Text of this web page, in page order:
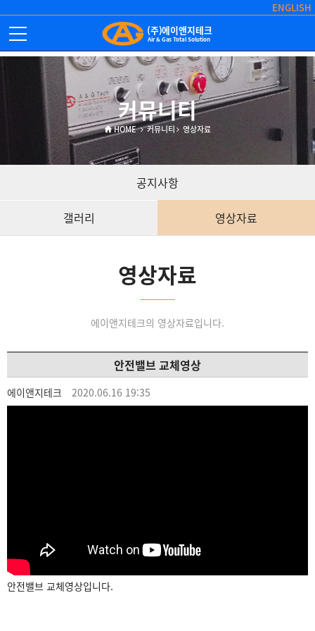
ENGLISH
(주)에이앤지테크
Air & Gas Total Solution
커뮤니티
HOME 커뮤니티 영상자료
공지사항
갤러리 영상자료
영상자료
에이앤지테크의 영상자료입니다.
안전밸브 교체영상
에이앤지테크 2020.06.16 19:35
안전밸브 교체영상입니다.